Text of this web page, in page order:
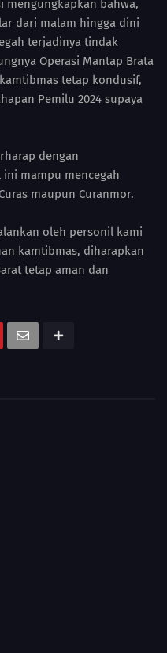
mengungkapkan bahwa,
dari malam hingga dini
terjadinya tindak
Operasi Mantap Brata
tetap kondusif,
Pemilu 2024 supaya
dengan
mampu mencegah
maupun Curanmor.
oleh personil kami
kamtibmas, diharapkan
tetap aman dan